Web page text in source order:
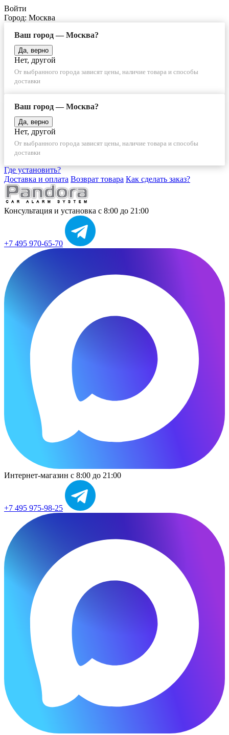
Войти
Город: Москва
Ваш город — Москва?
Да, верно
Нет, другой
От выбранного города зависят цены, наличие товара и способы
доставки
Ваш город — Москва?
Да, верно
Нет, другой
От выбранного города зависят цены, наличие товара и способы
доставки
Где установить?
Доставка и оплата Возврат товара Как сделать заказ?
Консультация и установка с 8:00 до 21:00
+7 495 970-65-70
Интернет-магазин с 8:00 до 21:00
+7 495 975-98-25